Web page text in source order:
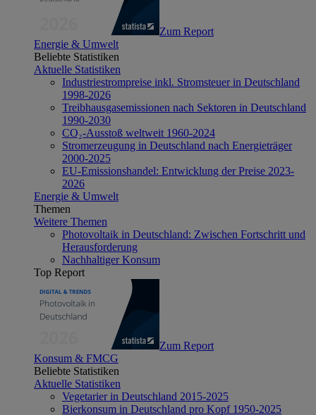
Zum Report
Energie & Umwelt
Beliebte Statistiken
Aktuelle Statistiken
Industriestrompreise inkl. Stromsteuer in Deutschland
1998-2026
Treibhausgasemissionen nach Sektoren in Deutschland
1990-2030
CO₂-Ausstoß weltweit 1960-2024
Stromerzeugung in Deutschland nach Energieträger
2000-2025
EU-Emissionshandel: Entwicklung der Preise 2023-
2026
Energie & Umwelt
Themen
Weitere Themen
Photovoltaik in Deutschland: Zwischen Fortschritt und
Herausforderung
Nachhaltiger Konsum
Top Report
Zum Report
Konsum & FMCG
Beliebte Statistiken
Aktuelle Statistiken
Vegetarier in Deutschland 2015-2025
Bierkonsum in Deutschland pro Kopf 1950-2025